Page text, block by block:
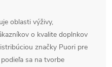
oblasti výživy,
o kvalite doplnkov
značky Puori pre
sa na tvorbe